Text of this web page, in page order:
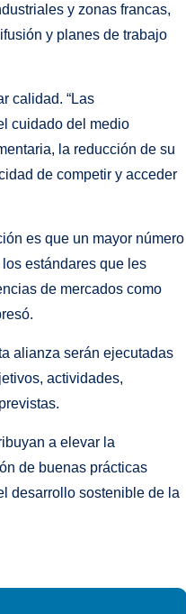
y zonas francas,
y planes de trabajo
calidad. “Las
cuidado del medio
la reducción de su
de competir y acceder
es que un mayor número
estándares que les
de mercados como
alianza serán ejecutadas
actividades,
a elevar la
de buenas prácticas
desarrollo sostenible de la